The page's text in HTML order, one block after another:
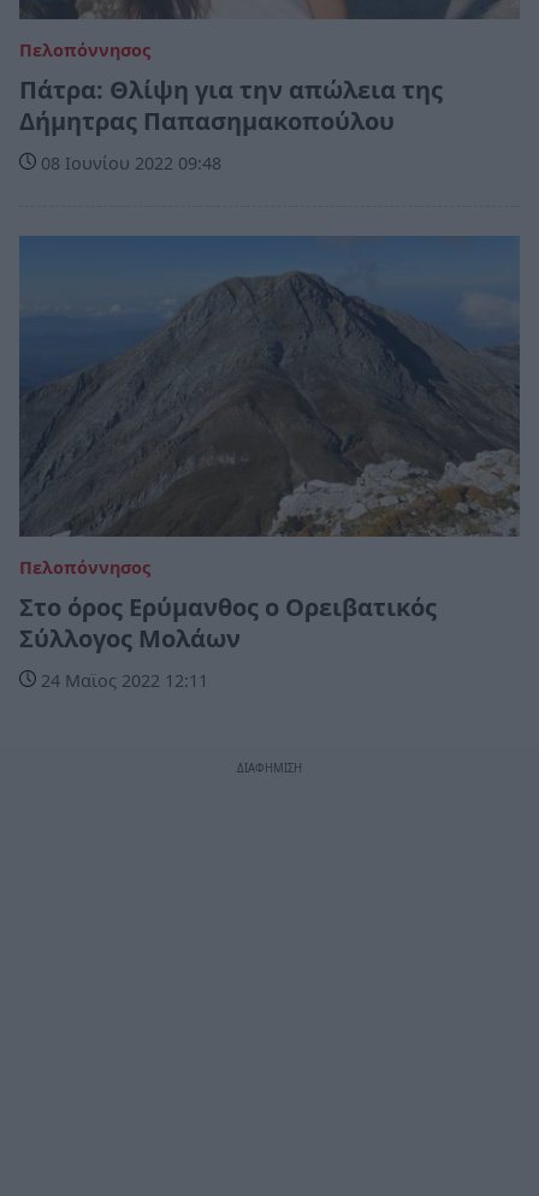
Πελοπόννησος
Πάτρα: Θλίψη για την απώλεια της
Δήμητρας Παπασημακοπούλου
08 Ιουνίου 2022 09:48
Πελοπόννησος
Στο όρος Ερύμανθος ο Ορειβατικός
Σύλλογος Mολάων
24 Μαϊος 2022 12:11